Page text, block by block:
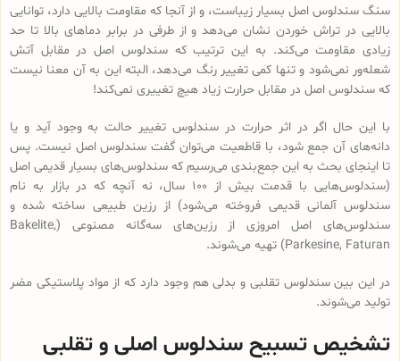
سنگ سندلوس اصل بسیار زیباست، و از آنجا که مقاومت بالایی دارد، توانایی
بالایی در تراش خوردن نشان می‌دهد و از طرفی در برابر دماهای بالا تا حد
زیادی مقاومت می‌کند. به این ترتیب که سندلوس اصل در مقابل آتش
شعله‌ور نمی‌شود و تنها کمی تغییر رنگ می‌دهد، البته این به آن معنا نیست
که سندلوس اصل در مقابل حرارت زیاد هیچ تغییری نمی‌کند!
با این حال اگر در اثر حرارت در سندلوس تغییر حالت به وجود آید و یا
دانه‌های آن جمع شود، با قاطعیت می‌توان گفت سندلوس اصل نیست. پس
تا اینجای بحث به این جمع‌بندی می‌رسیم که سندلوس‌های بسیار قدیمی اصل
(سندلوس‌هایی با قدمت بیش از 100 سال، نه آنچه که در بازار به نام
سندلوس آلمانی قدیمی فروخته می‌شود) از رزین طبیعی ساخته شده و
سندلوس‌‌های اصل امروزی از رزین‌های سه‌گانه مصنوعی (Bakelite,
Parkesine, Faturan) تهیه می‌شوند.
در این بین سندلوس تقلبی و بدلی هم وجود دارد که از مواد پلاستیکی مضر
تولید می‌شوند.
تشخیص تسبیح سندلوس اصلی و تقلبی